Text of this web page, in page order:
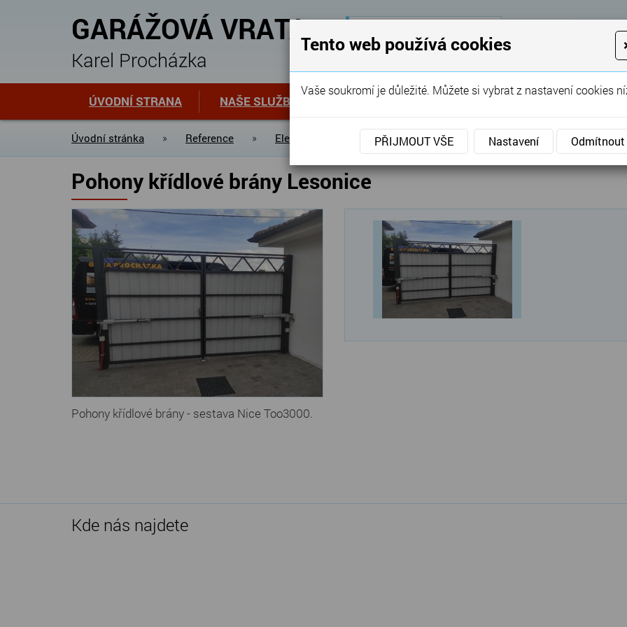
GARÁŽOVÁ VRATA
Karel Procházka Garážová vrata, brány, ploty ...
ÚVODNÍ STRANA NAŠE SLUŽBY SERVIS REFERENCE
Úvodní stránka » Reference » Elektrické pohony bran » Křídlové » Pohony křídlové brány
Pohony křídlové brány Lesonice
Pohony křídlové brány - sestava Nice Too3000.
Kde nás najdete
Tento web používá cookies
Vaše soukromí je důležité. Můžete si vybrat z nastavení cookies
PŘIJMOUT VŠE Nastavení Odmítnout